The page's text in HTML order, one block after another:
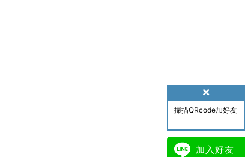
掃描QRcode加好友
加入好友